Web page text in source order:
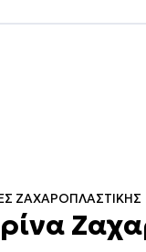
ΖΑΧΑΡΟΠΛΑΣΤΙΚΉΣ